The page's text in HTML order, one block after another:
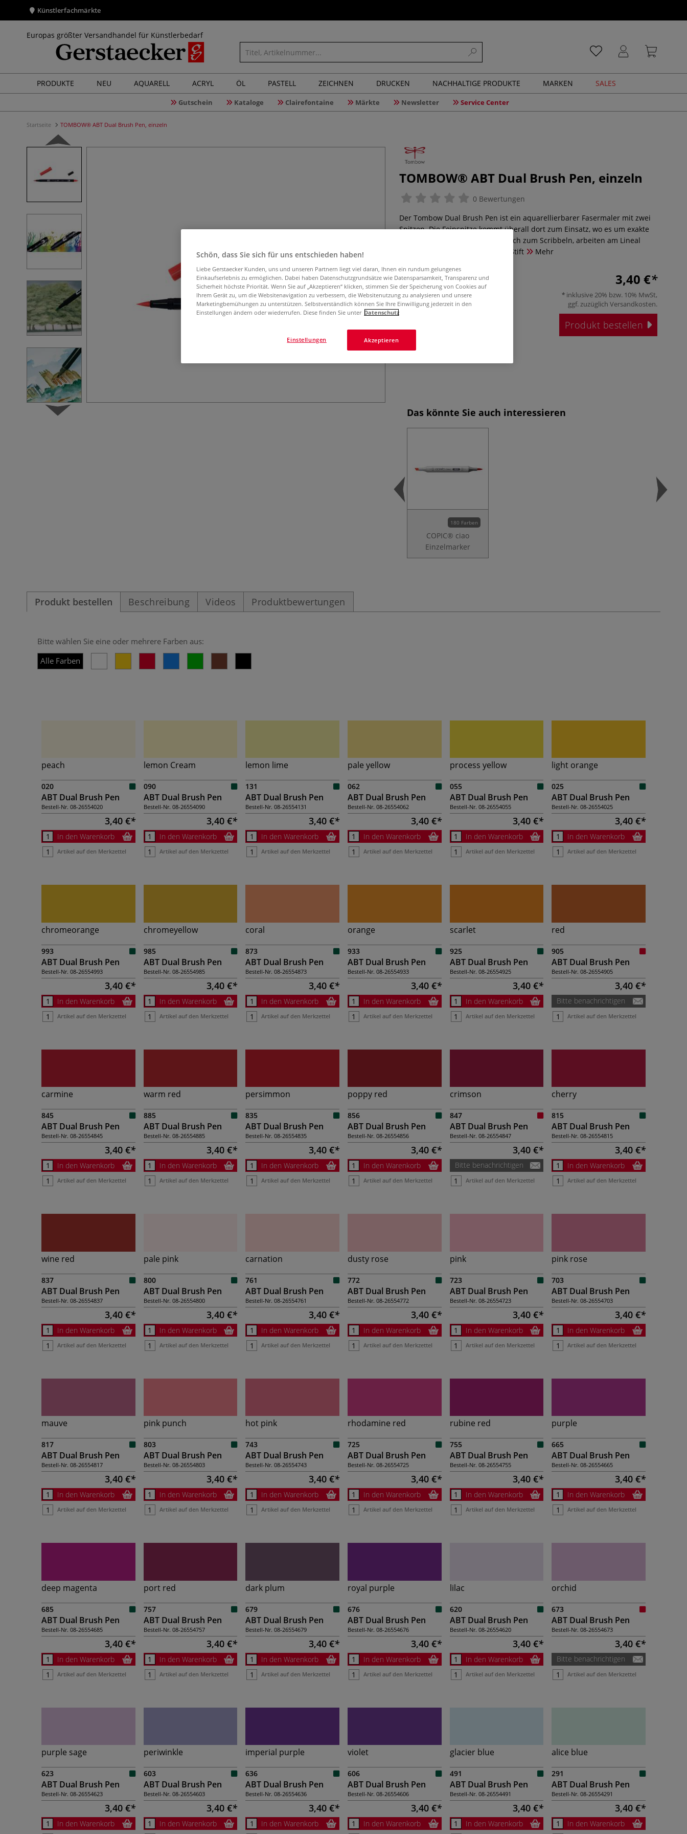
Künstlerfachmärkte
Europas größter Versandhandel für Künstlerbedarf
PRODUKTE NEU AQUARELL ACRYL ÖL PASTELL ZEICHNEN DRUCKEN NACHHALTIGE PRODUKTE MARKEN SALES
Gutschein Kataloge Clairefontaine Märkte Newsletter Service Center
Startseite TOMBOW® ABT Dual Brush Pen, einzeln
TOMBOW® ABT Dual Brush Pen, einzeln
0 Bewertungen
Der Tombow Dual Brush Pen ist ein aquarellierbarer Fasermaler mit zwei
Spitzen. Die Feinspitze kommt überall dort zum Einsatz, wo es um exakte
Linienführung geht und eignet sich zum Scribbeln, arbeiten am Lineal
oder zum Schreiben. - Preis pro Stift
Mehr
3,40 €
inklusive 20% bzw. 10% MwSt,
ggf. zuzüglich Versandkosten.
Produkt bestellen
Das könnte Sie auch interessieren
180 Farben
COPIC® ciao
Einzelmarker
Produkt bestellen Beschreibung Videos Produktbewertungen
Bitte wählen Sie eine oder mehrere Farben aus:
Alle Farben
peach
020
ABT Dual Brush Pen
Bestell-Nr. 08-26554020
3,40 €
In den Warenkorb
Artikel auf den Merkzettel
lemon Cream
090
ABT Dual Brush Pen
Bestell-Nr. 08-26554090
3,40 €
In den Warenkorb
Artikel auf den Merkzettel
lemon lime
131
ABT Dual Brush Pen
Bestell-Nr. 08-26554131
3,40 €
In den Warenkorb
Artikel auf den Merkzettel
pale yellow
062
ABT Dual Brush Pen
Bestell-Nr. 08-26554062
3,40 €
In den Warenkorb
Artikel auf den Merkzettel
process yellow
055
ABT Dual Brush Pen
Bestell-Nr. 08-26554055
3,40 €
In den Warenkorb
Artikel auf den Merkzettel
light orange
025
ABT Dual Brush Pen
Bestell-Nr. 08-26554025
3,40 €
In den Warenkorb
Artikel auf den Merkzettel
chromeorange
993
ABT Dual Brush Pen
Bestell-Nr. 08-26554993
3,40 €
In den Warenkorb
Artikel auf den Merkzettel
chromeyellow
985
ABT Dual Brush Pen
Bestell-Nr. 08-26554985
3,40 €
In den Warenkorb
Artikel auf den Merkzettel
coral
873
ABT Dual Brush Pen
Bestell-Nr. 08-26554873
3,40 €
In den Warenkorb
Artikel auf den Merkzettel
orange
933
ABT Dual Brush Pen
Bestell-Nr. 08-26554933
3,40 €
In den Warenkorb
Artikel auf den Merkzettel
scarlet
925
ABT Dual Brush Pen
Bestell-Nr. 08-26554925
3,40 €
In den Warenkorb
Artikel auf den Merkzettel
red
905
ABT Dual Brush Pen
Bestell-Nr. 08-26554905
3,40 €
Bitte benachrichtigen
Artikel auf den Merkzettel
carmine
845
ABT Dual Brush Pen
Bestell-Nr. 08-26554845
3,40 €
In den Warenkorb
Artikel auf den Merkzettel
warm red
885
ABT Dual Brush Pen
Bestell-Nr. 08-26554885
3,40 €
In den Warenkorb
Artikel auf den Merkzettel
persimmon
835
ABT Dual Brush Pen
Bestell-Nr. 08-26554835
3,40 €
In den Warenkorb
Artikel auf den Merkzettel
poppy red
856
ABT Dual Brush Pen
Bestell-Nr. 08-26554856
3,40 €
In den Warenkorb
Artikel auf den Merkzettel
crimson
847
ABT Dual Brush Pen
Bestell-Nr. 08-26554847
3,40 €
Bitte benachrichtigen
Artikel auf den Merkzettel
cherry
815
ABT Dual Brush Pen
Bestell-Nr. 08-26554815
3,40 €
In den Warenkorb
Artikel auf den Merkzettel
wine red
837
ABT Dual Brush Pen
Bestell-Nr. 08-26554837
3,40 €
In den Warenkorb
Artikel auf den Merkzettel
pale pink
800
ABT Dual Brush Pen
Bestell-Nr. 08-26554800
3,40 €
In den Warenkorb
Artikel auf den Merkzettel
carnation
761
ABT Dual Brush Pen
Bestell-Nr. 08-26554761
3,40 €
In den Warenkorb
Artikel auf den Merkzettel
dusty rose
772
ABT Dual Brush Pen
Bestell-Nr. 08-26554772
3,40 €
In den Warenkorb
Artikel auf den Merkzettel
pink
723
ABT Dual Brush Pen
Bestell-Nr. 08-26554723
3,40 €
In den Warenkorb
Artikel auf den Merkzettel
pink rose
703
ABT Dual Brush Pen
Bestell-Nr. 08-26554703
3,40 €
In den Warenkorb
Artikel auf den Merkzettel
mauve
817
ABT Dual Brush Pen
Bestell-Nr. 08-26554817
3,40 €
In den Warenkorb
Artikel auf den Merkzettel
pink punch
803
ABT Dual Brush Pen
Bestell-Nr. 08-26554803
3,40 €
In den Warenkorb
Artikel auf den Merkzettel
hot pink
743
ABT Dual Brush Pen
Bestell-Nr. 08-26554743
3,40 €
In den Warenkorb
Artikel auf den Merkzettel
rhodamine red
725
ABT Dual Brush Pen
Bestell-Nr. 08-26554725
3,40 €
In den Warenkorb
Artikel auf den Merkzettel
rubine red
755
ABT Dual Brush Pen
Bestell-Nr. 08-26554755
3,40 €
In den Warenkorb
Artikel auf den Merkzettel
purple
665
ABT Dual Brush Pen
Bestell-Nr. 08-26554665
3,40 €
In den Warenkorb
Artikel auf den Merkzettel
deep magenta
685
ABT Dual Brush Pen
Bestell-Nr. 08-26554685
3,40 €
In den Warenkorb
Artikel auf den Merkzettel
port red
757
ABT Dual Brush Pen
Bestell-Nr. 08-26554757
3,40 €
In den Warenkorb
Artikel auf den Merkzettel
dark plum
679
ABT Dual Brush Pen
Bestell-Nr. 08-26554679
3,40 €
In den Warenkorb
Artikel auf den Merkzettel
royal purple
676
ABT Dual Brush Pen
Bestell-Nr. 08-26554676
3,40 €
In den Warenkorb
Artikel auf den Merkzettel
lilac
620
ABT Dual Brush Pen
Bestell-Nr. 08-26554620
3,40 €
In den Warenkorb
Artikel auf den Merkzettel
orchid
673
ABT Dual Brush Pen
Bestell-Nr. 08-26554673
3,40 €
Bitte benachrichtigen
Artikel auf den Merkzettel
purple sage
623
ABT Dual Brush Pen
Bestell-Nr. 08-26554623
3,40 €
In den Warenkorb
periwinkle
603
ABT Dual Brush Pen
Bestell-Nr. 08-26554603
3,40 €
In den Warenkorb
imperial purple
636
ABT Dual Brush Pen
Bestell-Nr. 08-26554636
3,40 €
In den Warenkorb
violet
606
ABT Dual Brush Pen
Bestell-Nr. 08-26554606
3,40 €
In den Warenkorb
glacier blue
491
ABT Dual Brush Pen
Bestell-Nr. 08-26554491
3,40 €
In den Warenkorb
alice blue
291
ABT Dual Brush Pen
Bestell-Nr. 08-26554291
3,40 €
In den Warenkorb
Schön, dass Sie sich für uns entschieden haben!
Liebe Gerstaecker Kunden, uns und unseren Partnern liegt viel daran, Ihnen ein rundum gelungenes
Einkaufserlebnis zu ermöglichen. Dabei haben Datenschutzgrundsätze wie Datensparsamkeit, Transparenz und
Sicherheit höchste Priorität. Wenn Sie auf „Akzeptieren“ klicken, stimmen Sie der Speicherung von Cookies auf
Ihrem Gerät zu, um die Websitenavigation zu verbessern, die Websitenutzung zu analysieren und unsere
Marketingbemühungen zu unterstützen. Selbstverständlich können Sie Ihre Einwilligung jederzeit in den
Einstellungen ändern oder wiederrufen. Diese finden Sie unter Datenschutz
Akzeptieren
Einstellungen